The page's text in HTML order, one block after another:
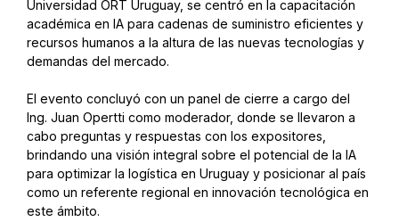
Universidad ORT Uruguay, se centró en la capacitación
académica en IA para cadenas de suministro eficientes y
recursos humanos a la altura de las nuevas tecnologías y
demandas del mercado.
El evento concluyó con un panel de cierre a cargo del
Ing. Juan Opertti como moderador, donde se llevaron a
cabo preguntas y respuestas con los expositores,
brindando una visión integral sobre el potencial de la IA
para optimizar la logística en Uruguay y posicionar al país
como un referente regional en innovación tecnológica en
este ámbito.